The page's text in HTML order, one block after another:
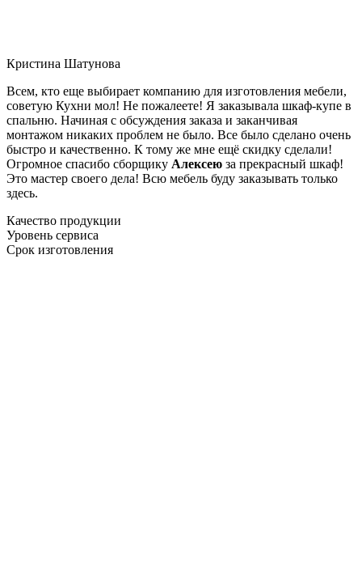
Кристина Шатунова
Всем, кто еще выбирает компанию для изготовления мебели,
советую Кухни мол! Не пожалеете! Я заказывала шкаф-купе в
спальню. Начиная с обсуждения заказа и заканчивая
монтажом никаких проблем не было. Все было сделано очень
быстро и качественно. К тому же мне ещё скидку сделали!
Огромное спасибо сборщику Алексею за прекрасный шкаф!
Это мастер своего дела! Всю мебель буду заказывать только
здесь.
Качество продукции
Уровень сервиса
Срок изготовления